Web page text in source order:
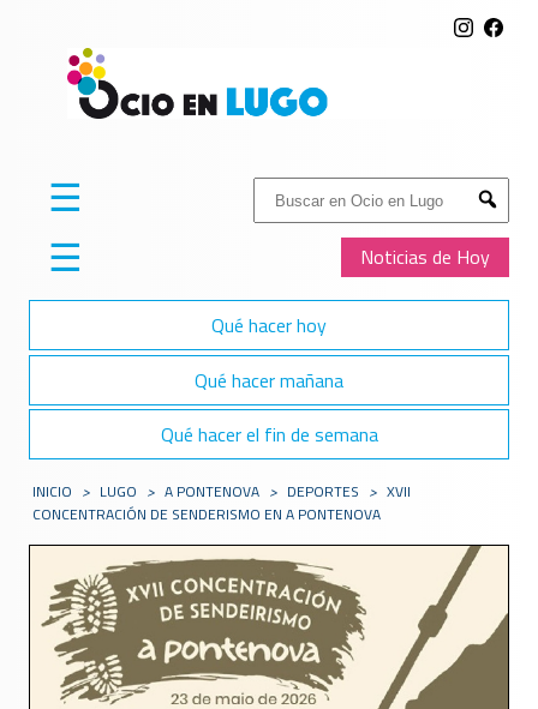
Buscar:
Submit
Noticias de Hoy
☰
☰
Qué hacer hoy
Qué hacer mañana
Qué hacer el fin de semana
INICIO > LUGO > A PONTENOVA > DEPORTES > XVII
CONCENTRACIÓN DE SENDERISMO EN A PONTENOVA